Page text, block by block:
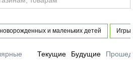
и маленьких детей Игры
Текущие Будущие